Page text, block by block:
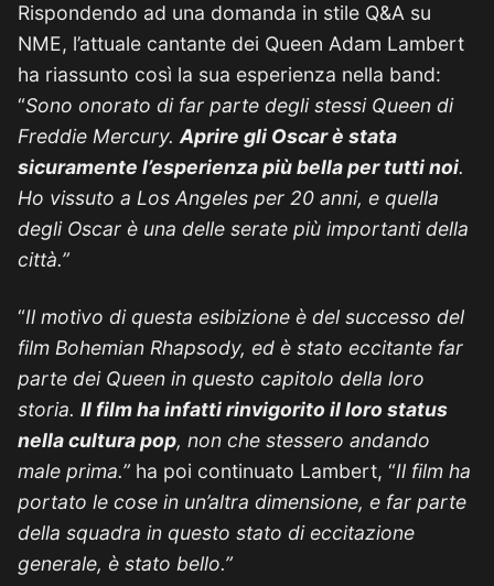
Rispondendo ad una domanda in stile Q&A su
NME, l’attuale cantante dei Queen Adam Lambert
ha riassunto così la sua esperienza nella band:
“Sono onorato di far parte degli stessi Queen di
Freddie Mercury. Aprire gli Oscar è stata
sicuramente l’esperienza più bella per tutti noi.
Ho vissuto a Los Angeles per 20 anni, e quella
degli Oscar è una delle serate più importanti della
città.”
“Il motivo di questa esibizione è del successo del
film Bohemian Rhapsody, ed è stato eccitante far
parte dei Queen in questo capitolo della loro
storia. Il film ha infatti rinvigorito il loro status
nella cultura pop, non che stessero andando
male prima.” ha poi continuato Lambert, “Il film ha
portato le cose in un’altra dimensione, e far parte
della squadra in questo stato di eccitazione
generale, è stato bello.”